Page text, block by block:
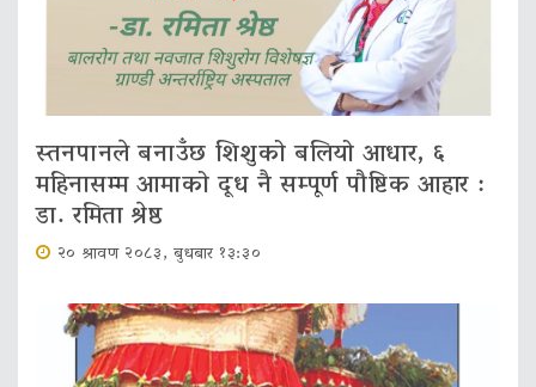
स्तनपानले बनाउँछ शिशुको बलियो आधार, ६
महिनासम्म आमाको दूध नै सम्पूर्ण पौष्टिक आहार :
डा. रमिता श्रेष्ठ
२० श्रावण २०८३, बुधबार १३:३०